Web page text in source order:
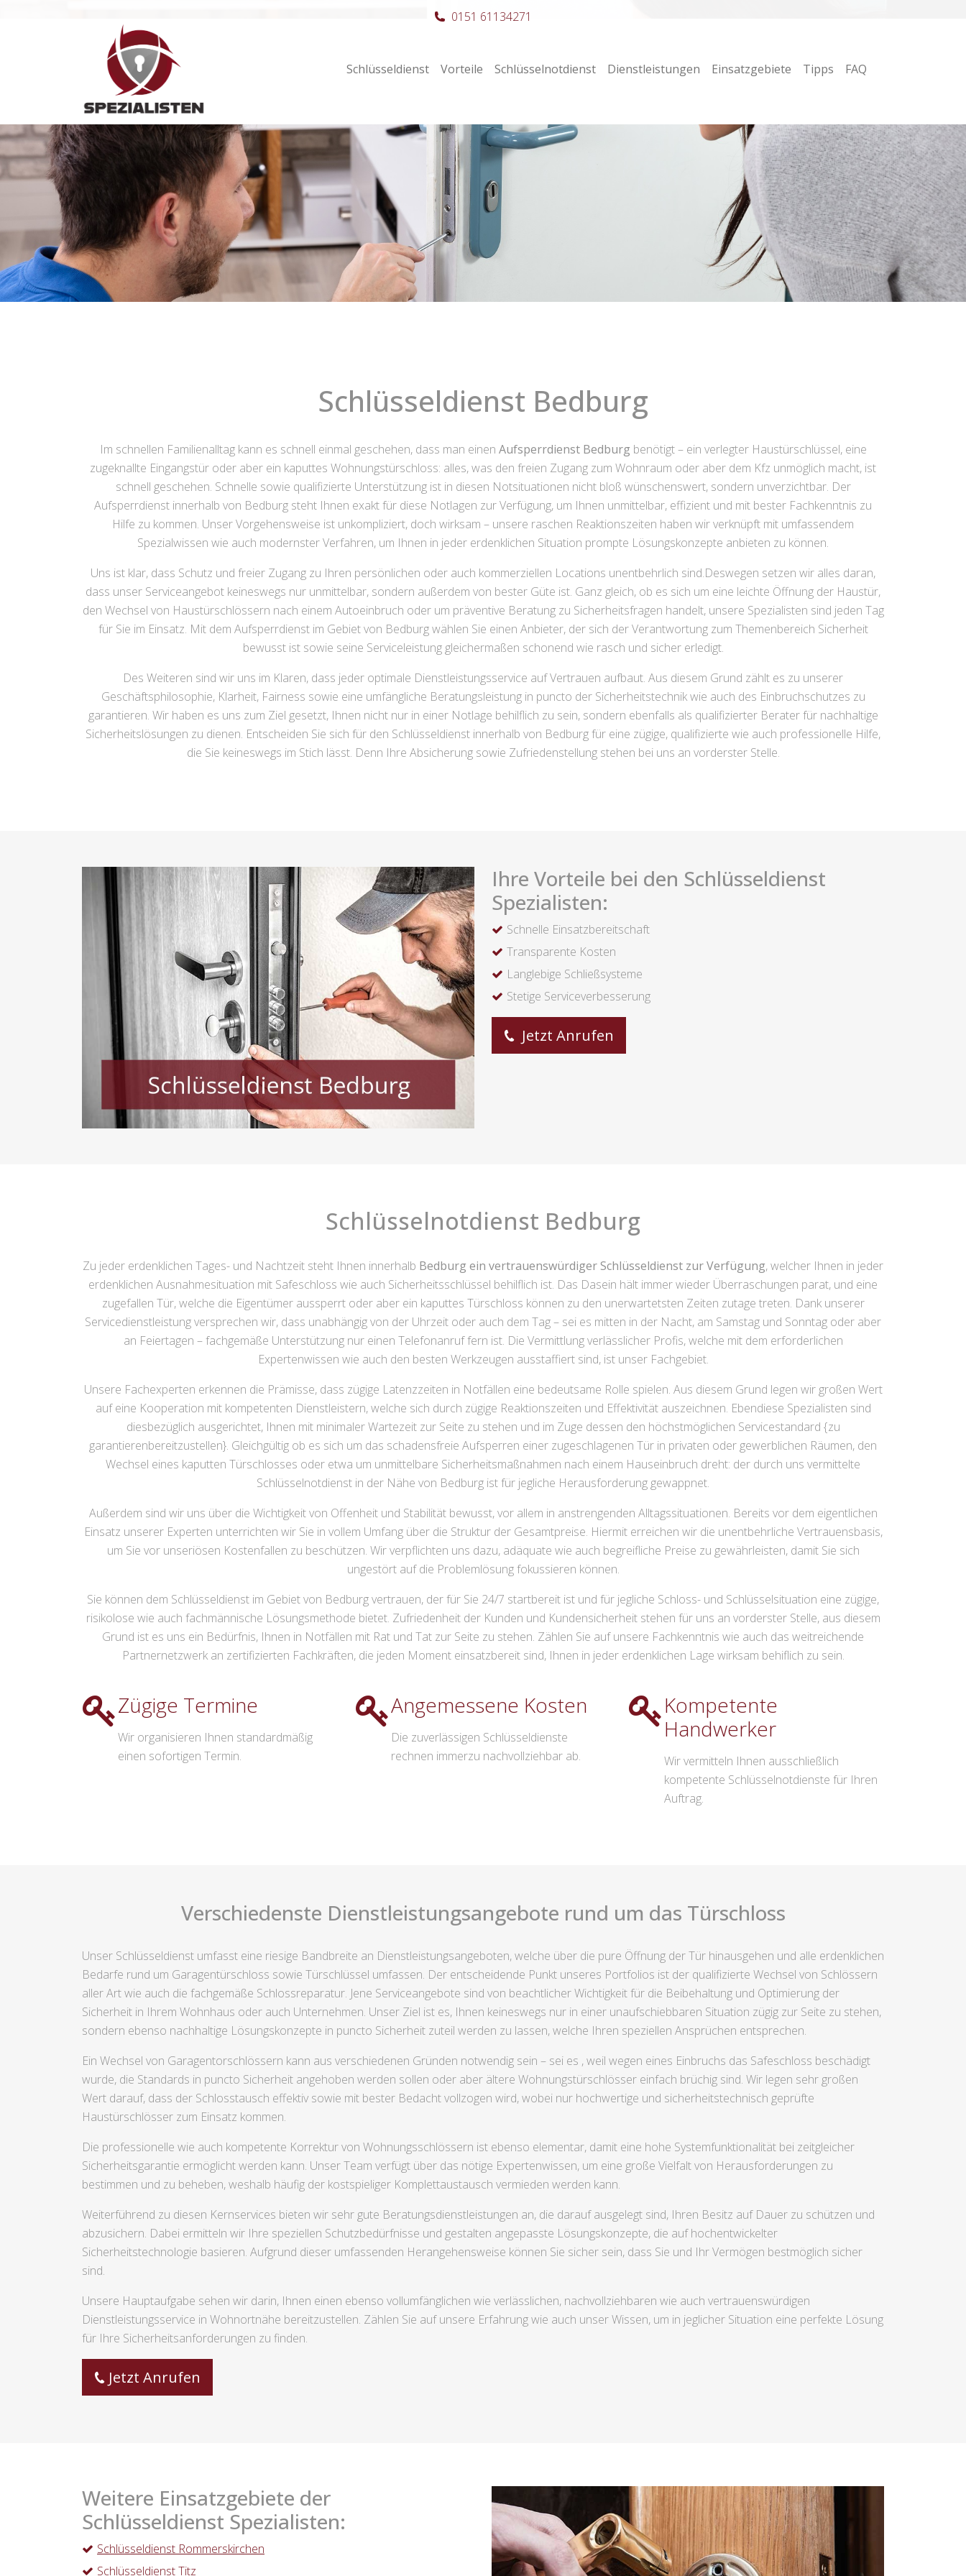
Hauptnavigation Schlüsseldienst Vorteile Schlüsselnotdienst Dienstleistungen Einsatzgebiete Tipps FAQ
0151 61134271
Schlüsseldienst Bedburg
Im schnellen Familienalltag kann es schnell einmal geschehen, dass man einen Aufsperrdienst Bedburg benötigt – ein verlegter Haustürschlüssel, eine
zugeknallte Eingangstür oder aber ein kaputtes Wohnungstürschloss: alles, was den freien Zugang zum Wohnraum oder aber dem Kfz unmöglich macht, ist
schnell geschehen. Schnelle sowie qualifizierte Unterstützung ist in diesen Notsituationen nicht bloß wünschenswert, sondern unverzichtbar. Der
Aufsperrdienst innerhalb von Bedburg steht Ihnen exakt für diese Notlagen zur Verfügung, um Ihnen unmittelbar, effizient und mit bester Fachkenntnis zu
Hilfe zu kommen. Unser Vorgehensweise ist unkompliziert, doch wirksam – unsere raschen Reaktionszeiten haben wir verknüpft mit umfassendem
Spezialwissen wie auch modernster Verfahren, um Ihnen in jeder erdenklichen Situation prompte Lösungskonzepte anbieten zu können.
Uns ist klar, dass Schutz und freier Zugang zu Ihren persönlichen oder auch kommerziellen Locations unentbehrlich sind.Deswegen setzen wir alles daran,
dass unser Serviceangebot keineswegs nur unmittelbar, sondern außerdem von bester Güte ist. Ganz gleich, ob es sich um eine leichte Öffnung der Haustür,
den Wechsel von Haustürschlössern nach einem Autoeinbruch oder um präventive Beratung zu Sicherheitsfragen handelt, unsere Spezialisten sind jeden Tag
für Sie im Einsatz. Mit dem Aufsperrdienst im Gebiet von Bedburg wählen Sie einen Anbieter, der sich der Verantwortung zum Themenbereich Sicherheit
bewusst ist sowie seine Serviceleistung gleichermaßen schonend wie rasch und sicher erledigt.
Des Weiteren sind wir uns im Klaren, dass jeder optimale Dienstleistungsservice auf Vertrauen aufbaut. Aus diesem Grund zählt es zu unserer
Geschäftsphilosophie, Klarheit, Fairness sowie eine umfängliche Beratungsleistung in puncto der Sicherheitstechnik wie auch des Einbruchschutzes zu
garantieren. Wir haben es uns zum Ziel gesetzt, Ihnen nicht nur in einer Notlage behilflich zu sein, sondern ebenfalls als qualifizierter Berater für nachhaltige
Sicherheitslösungen zu dienen. Entscheiden Sie sich für den Schlüsseldienst innerhalb von Bedburg für eine zügige, qualifizierte wie auch professionelle Hilfe,
die Sie keineswegs im Stich lässt. Denn Ihre Absicherung sowie Zufriedenstellung stehen bei uns an vorderster Stelle.
Ihre Vorteile bei den Schlüsseldienst
Spezialisten:
Schnelle Einsatzbereitschaft
Transparente Kosten
Langlebige Schließsysteme
Stetige Serviceverbesserung
Jetzt Anrufen
Schlüsselnotdienst Bedburg
Zu jeder erdenklichen Tages- und Nachtzeit steht Ihnen innerhalb Bedburg ein vertrauenswürdiger Schlüsseldienst zur Verfügung, welcher Ihnen in jeder
erdenklichen Ausnahmesituation mit Safeschloss wie auch Sicherheitsschlüssel behilflich ist. Das Dasein hält immer wieder Überraschungen parat, und eine
zugefallen Tür, welche die Eigentümer aussperrt oder aber ein kaputtes Türschloss können zu den unerwartetsten Zeiten zutage treten. Dank unserer
Servicedienstleistung versprechen wir, dass unabhängig von der Uhrzeit oder auch dem Tag – sei es mitten in der Nacht, am Samstag und Sonntag oder aber
an Feiertagen – fachgemäße Unterstützung nur einen Telefonanruf fern ist. Die Vermittlung verlässlicher Profis, welche mit dem erforderlichen
Expertenwissen wie auch den besten Werkzeugen ausstaffiert sind, ist unser Fachgebiet.
Unsere Fachexperten erkennen die Prämisse, dass zügige Latenzzeiten in Notfällen eine bedeutsame Rolle spielen. Aus diesem Grund legen wir großen Wert
auf eine Kooperation mit kompetenten Dienstleistern, welche sich durch zügige Reaktionszeiten und Effektivität auszeichnen. Ebendiese Spezialisten sind
diesbezüglich ausgerichtet, Ihnen mit minimaler Wartezeit zur Seite zu stehen und im Zuge dessen den höchstmöglichen Servicestandard {zu
garantierenbereitzustellen}. Gleichgültig ob es sich um das schadensfreie Aufsperren einer zugeschlagenen Tür in privaten oder gewerblichen Räumen, den
Wechsel eines kaputten Türschlosses oder etwa um unmittelbare Sicherheitsmaßnahmen nach einem Hauseinbruch dreht: der durch uns vermittelte
Schlüsselnotdienst in der Nähe von Bedburg ist für jegliche Herausforderung gewappnet.
Außerdem sind wir uns über die Wichtigkeit von Offenheit und Stabilität bewusst, vor allem in anstrengenden Alltagssituationen. Bereits vor dem eigentlichen
Einsatz unserer Experten unterrichten wir Sie in vollem Umfang über die Struktur der Gesamtpreise. Hiermit erreichen wir die unentbehrliche Vertrauensbasis,
um Sie vor unseriösen Kostenfallen zu beschützen. Wir verpflichten uns dazu, adäquate wie auch begreifliche Preise zu gewährleisten, damit Sie sich
ungestört auf die Problemlösung fokussieren können.
Sie können dem Schlüsseldienst im Gebiet von Bedburg vertrauen, der für Sie 24/7 startbereit ist und für jegliche Schloss- und Schlüsselsituation eine zügige,
risikolose wie auch fachmännische Lösungsmethode bietet. Zufriedenheit der Kunden und Kundensicherheit stehen für uns an vorderster Stelle, aus diesem
Grund ist es uns ein Bedürfnis, Ihnen in Notfällen mit Rat und Tat zur Seite zu stehen. Zählen Sie auf unsere Fachkenntnis wie auch das weitreichende
Partnernetzwerk an zertifizierten Fachkräften, die jeden Moment einsatzbereit sind, Ihnen in jeder erdenklichen Lage wirksam behiflich zu sein.
Zügige Termine
Wir organisieren Ihnen standardmäßig
einen sofortigen Termin.
Angemessene Kosten
Die zuverlässigen Schlüsseldienste
rechnen immerzu nachvollziehbar ab.
Kompetente
Handwerker
Wir vermitteln Ihnen ausschließlich
kompetente Schlüsselnotdienste für Ihren
Auftrag.
Verschiedenste Dienstleistungsangebote rund um das Türschloss
Unser Schlüsseldienst umfasst eine riesige Bandbreite an Dienstleistungsangeboten, welche über die pure Öffnung der Tür hinausgehen und alle erdenklichen
Bedarfe rund um Garagentürschloss sowie Türschlüssel umfassen. Der entscheidende Punkt unseres Portfolios ist der qualifizierte Wechsel von Schlössern
aller Art wie auch die fachgemäße Schlossreparatur. Jene Serviceangebote sind von beachtlicher Wichtigkeit für die Beibehaltung und Optimierung der
Sicherheit in Ihrem Wohnhaus oder auch Unternehmen. Unser Ziel ist es, Ihnen keineswegs nur in einer unaufschiebbaren Situation zügig zur Seite zu stehen,
sondern ebenso nachhaltige Lösungskonzepte in puncto Sicherheit zuteil werden zu lassen, welche Ihren speziellen Ansprüchen entsprechen.
Ein Wechsel von Garagentorschlössern kann aus verschiedenen Gründen notwendig sein – sei es , weil wegen eines Einbruchs das Safeschloss beschädigt
wurde, die Standards in puncto Sicherheit angehoben werden sollen oder aber ältere Wohnungstürschlösser einfach brüchig sind. Wir legen sehr großen
Wert darauf, dass der Schlosstausch effektiv sowie mit bester Bedacht vollzogen wird, wobei nur hochwertige und sicherheitstechnisch geprüfte
Haustürschlösser zum Einsatz kommen.
Die professionelle wie auch kompetente Korrektur von Wohnungsschlössern ist ebenso elementar, damit eine hohe Systemfunktionalität bei zeitgleicher
Sicherheitsgarantie ermöglicht werden kann. Unser Team verfügt über das nötige Expertenwissen, um eine große Vielfalt von Herausforderungen zu
bestimmen und zu beheben, weshalb häufig der kostspieliger Komplettaustausch vermieden werden kann.
Weiterführend zu diesen Kernservices bieten wir sehr gute Beratungsdienstleistungen an, die darauf ausgelegt sind, Ihren Besitz auf Dauer zu schützen und
abzusichern. Dabei ermitteln wir Ihre speziellen Schutzbedürfnisse und gestalten angepasste Lösungskonzepte, die auf hochentwickelter
Sicherheitstechnologie basieren. Aufgrund dieser umfassenden Herangehensweise können Sie sicher sein, dass Sie und Ihr Vermögen bestmöglich sicher
sind.
Unsere Hauptaufgabe sehen wir darin, Ihnen einen ebenso vollumfänglichen wie verlässlichen, nachvollziehbaren wie auch vertrauenswürdigen
Dienstleistungsservice in Wohnortnähe bereitzustellen. Zählen Sie auf unsere Erfahrung wie auch unser Wissen, um in jeglicher Situation eine perfekte Lösung
für Ihre Sicherheitsanforderungen zu finden.
Jetzt Anrufen
Weitere Einsatzgebiete der
Schlüsseldienst Spezialisten:
Schlüsseldienst Rommerskirchen
Schlüsseldienst Titz